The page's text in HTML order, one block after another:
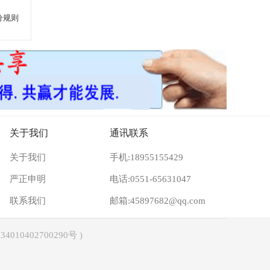
规则
关于我们
关于我们
严正申明
联系我们
通讯联系
手机:18955155429
电话:0551-65631047
邮箱:45897682@qq.com
号 )